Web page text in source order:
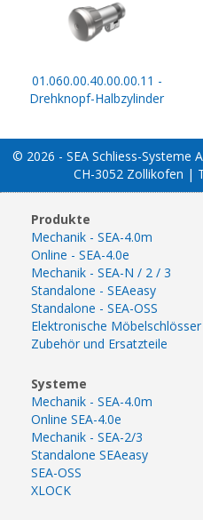
01.060.00.40.00.00.11 -
Drehknopf-Halbzylinder
© 2026 - SEA Schliess-
CH-3052 Zollikofen |
Produkte
Mechanik - SEA-4.0m
Online - SEA-4.0e
Mechanik - SEA-N / 2 / 3
Standalone - SEAeasy
Standalone - SEA-OSS
Elektronische Möbelschlösser
Zubehör und Ersatzteile
Systeme
Mechanik - SEA-4.0m
Online SEA-4.0e
Mechanik - SEA-2/3
Standalone SEAeasy
SEA-OSS
XLOCK